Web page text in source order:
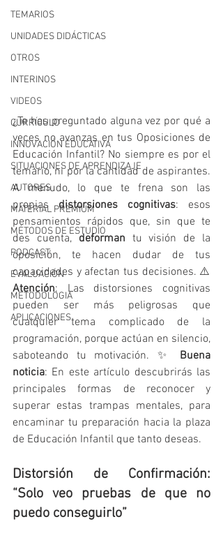
TEMARIOS
UNIDADES DIDÁCTICAS
OTROS
INTERINOS
VIDEOS
CURRÍCULO
INNOVACIÓN EDUCATIVA
SITUACIONES DE APRENDIZAJE
AUTORES
MATERIAL PREMIUM
MÉTODOS DE ESTUDIO
PODCAST
EVALUACIÓN
METODOLOGIA
APLICACIONES
¿Te has preguntado alguna vez por qué a
veces no avanzas en tus Oposiciones de
Educación Infantil? No siempre es por el
temario, ni por la cantidad de aspirantes.
A menudo, lo que te frena son las
propias distorsiones cognitivas: esos
pensamientos rápidos que, sin que te
des cuenta, deforman tu visión de la
oposición, te hacen dudar de tus
Atención: Las distorsiones cognitivas
pueden ser más peligrosas que
cualquier tema complicado de la
programación, porque actúan en silencio,
saboteando tu motivación. ✨ Buena
noticia: En este artículo descubrirás las
principales formas de reconocer y
superar estas trampas mentales, para
encaminar tu preparación hacia la plaza
de Educación Infantil que tanto deseas.
Distorsión de Confirmación:
“Solo veo pruebas de que no
puedo conseguirlo”